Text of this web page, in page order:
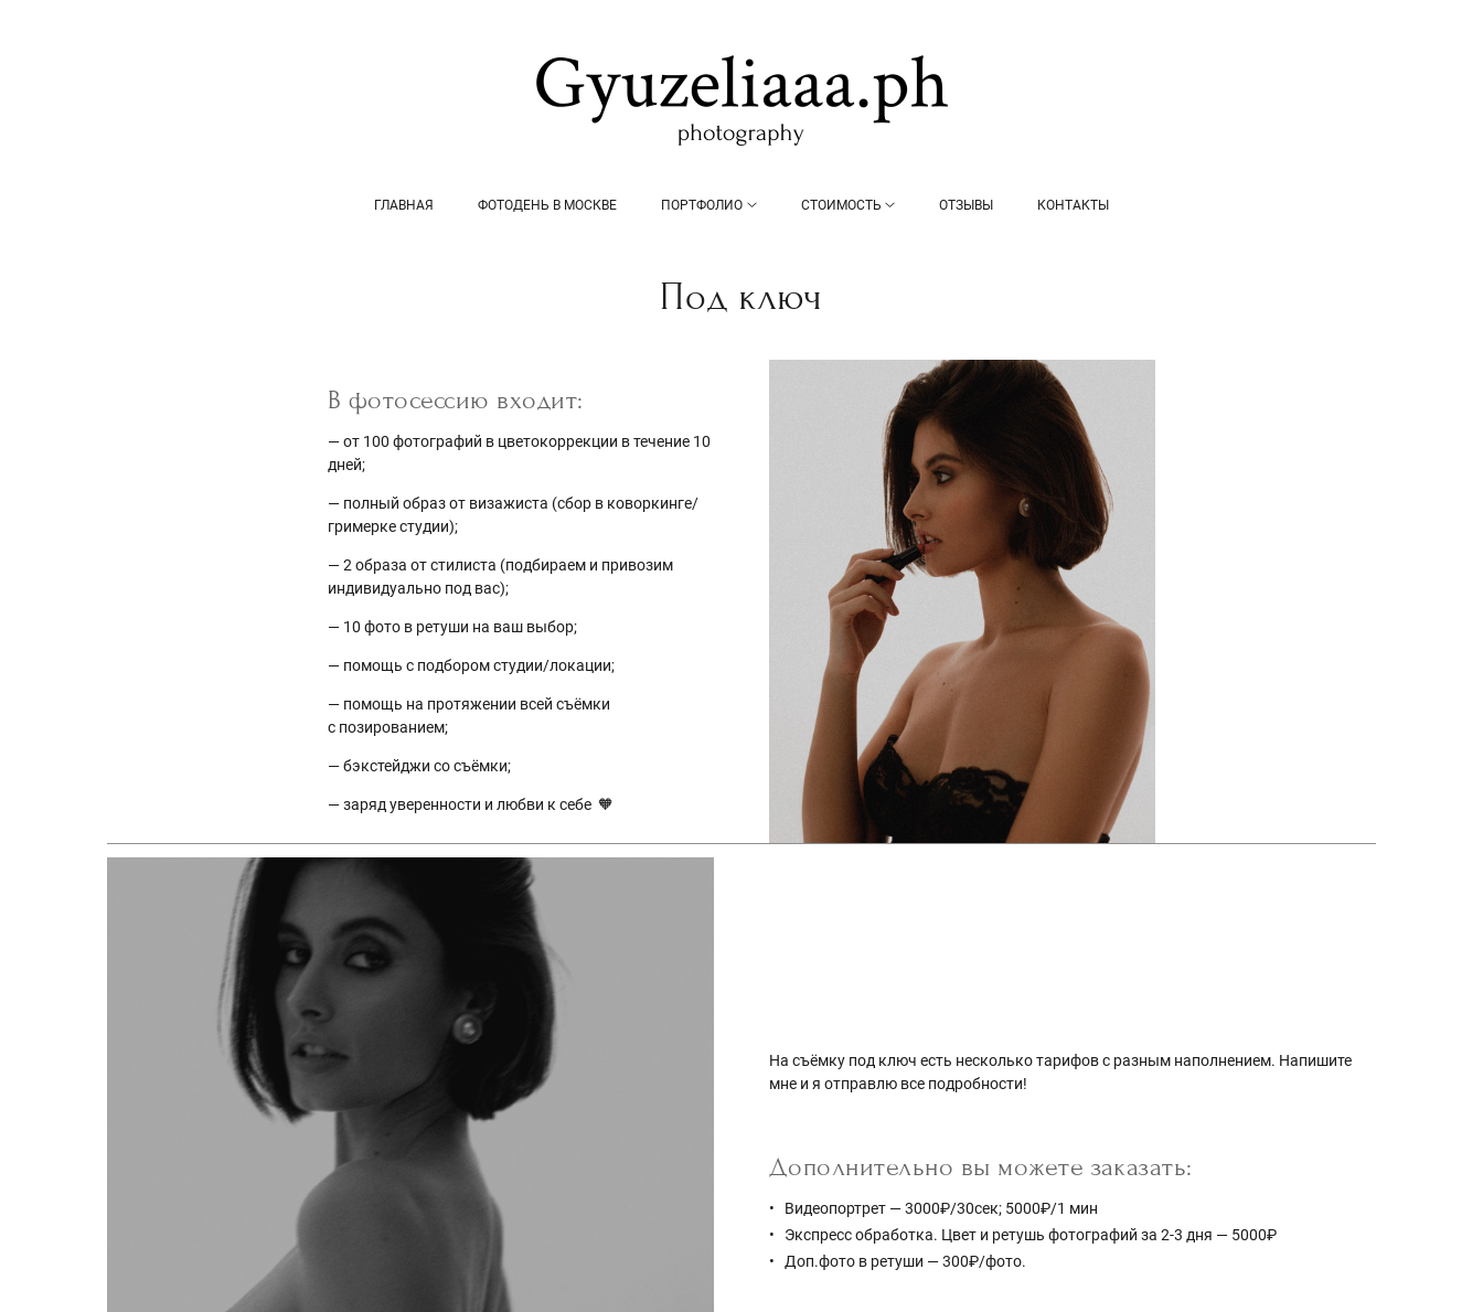
ГЛАВНАЯ ФОТОДЕНЬ В МОСКВЕ ПОРТФОЛИО СТОИМОСТЬ ОТЗЫВЫ КОНТАКТЫ
Под ключ
В фотосессию входит:
— от 100 фотографий в цветокоррекции в течение 10
дней;
— полный образ от визажиста (сбор в коворкинге/
гримерке студии);
— 2 образа от стилиста (подбираем и привозим
индивидуально под вас);
— 10 фото в ретуши на ваш выбор;
— помощь с подбором студии/локации;
— помощь на протяжении всей съёмки
с позированием;
— бэкстейджи со съёмки;
— заряд уверенности и любви к себе 🧡
На съёмку под ключ есть несколько тарифов с разным наполнением. Напишите
мне и я отправлю все подробности!
Дополнительно вы можете заказать:
Видеопортрет — 3000₽/30сек; 5000₽/1 мин
Экспресс обработка. Цвет и ретушь фотографий за 2-3 дня — 5000₽
Доп.фото в ретуши — 300₽/фото.